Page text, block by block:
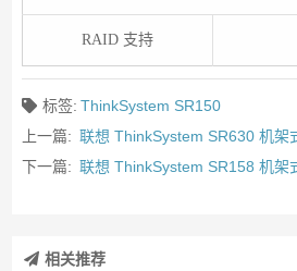
RAID 支持
标签: ThinkSystem SR150
上一篇: 联想 ThinkSystem SR630 机架
下一篇: 联想 ThinkSystem SR158 机架
相关推荐